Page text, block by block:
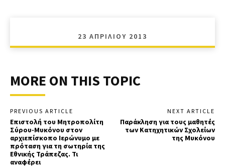
23 ΑΠΡΙΛΊΟΥ 2013
MORE ON THIS TOPIC
PREVIOUS ARTICLE
Επιστολή του Μητροπολίτη
Σύρου-Μυκόνου στον
αρχιεπίσκοπο Ιερώνυμο με
πρόταση για τη σωτηρία της
Εθνικής Τράπεζας. Τι
αναφέρει
NEXT ARTICLE
Παράκληση για τους μαθητές
των Κατηχητικών Σχολείων
της Μυκόνου